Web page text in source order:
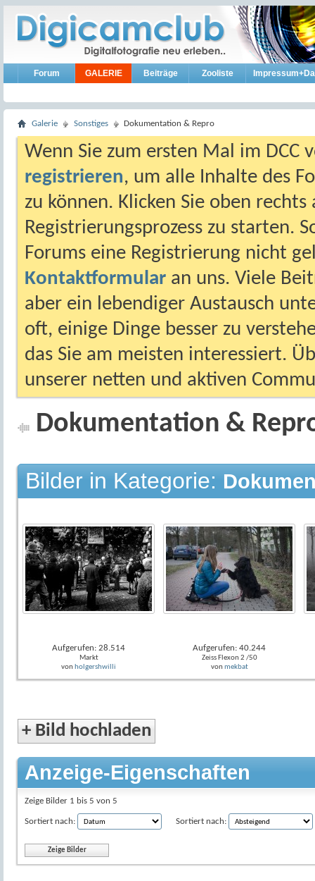
Forum GALERIE Beiträge Zooliste
Galerie Sonstiges Dokumentation & Repro
Wenn Sie zum ersten Mal im DCC
registrieren, um alle Inhalte des
zu können. Klicken Sie oben
Registrierungsprozess zu starten.
Forums eine Registrierung nicht
Kontaktformular an uns. Viele
aber ein lebendiger Austausch
oft, einige Dinge besser zu
das Sie am meisten interessiert.
unserer netten und aktiven
Dokumentation &
Bilder in Kategorie:
Aufgerufen: 28.514
Markt
von holgershwilli
Aufgerufen: 40.244
Zeiss Flexon 2 /50
von mekbat
+ Bild hochladen
Anzeige-Eigenschaften
Zeige Bilder 1 bis 5 von 5
Sortiert nach: Sortiert nach: